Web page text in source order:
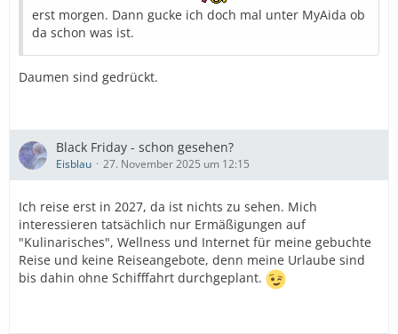
erst morgen. Dann gucke ich doch mal unter MyAida ob
da schon was ist.
Daumen sind gedrückt.
Black Friday - schon gesehen?
Eisblau 27. November 2025 um 12:15
Ich reise erst in 2027, da ist nichts zu sehen. Mich
interessieren tatsächlich nur Ermäßigungen auf
"Kulinarisches", Wellness und Internet für meine gebuchte
Reise und keine Reiseangebote, denn meine Urlaube sind
bis dahin ohne Schifffahrt durchgeplant.